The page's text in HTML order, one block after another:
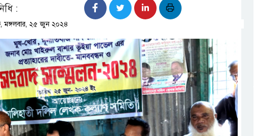
:
মঙ্গলবার, ২৫ জুন ২০২৪